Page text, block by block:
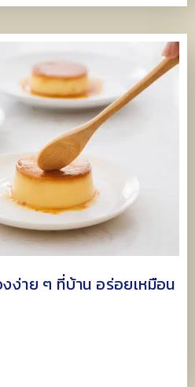
ง่าย ๆ ที่บ้าน อร่อยเหมือน